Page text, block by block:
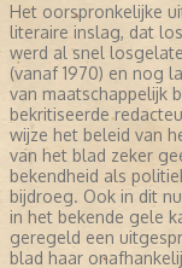
Het oorspronkelijke
literaire inslag, dat
werd al snel
(vanaf 1970) en nog
van maatschappelijk
bekritiseerde
wijze het beleid van
van het blad zeker
bekendheid als
bijdroeg. Ook in dit
in het bekende gele
geregeld een
blad haar